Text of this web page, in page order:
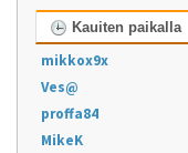
Kauiten paikalla
mikkox9x
Ves@
proffa84
MikeK